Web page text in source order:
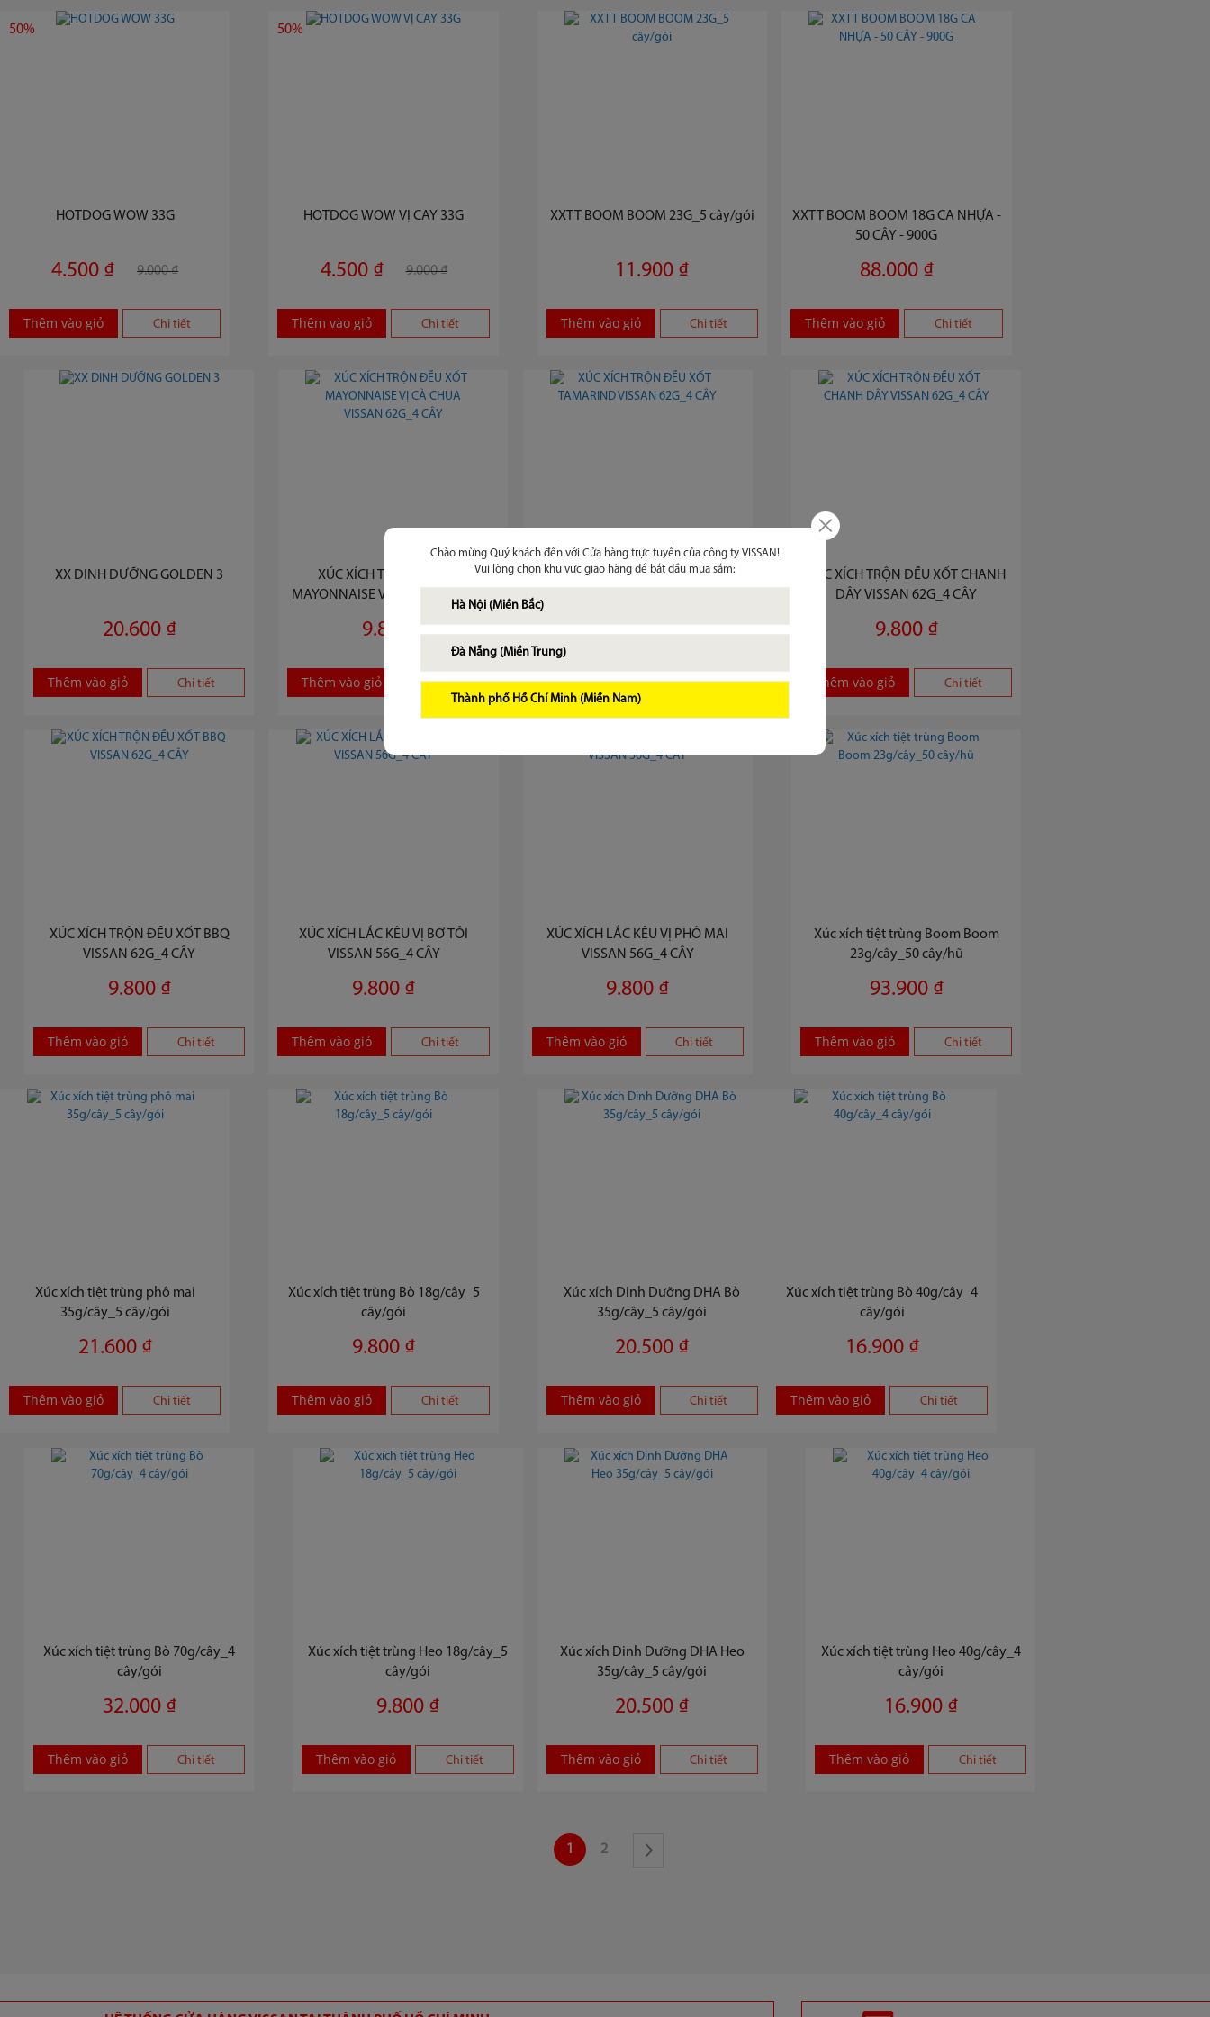
Chào mừng Quý khách đến với Cửa hàng trực tuyến của công ty VISSAN!
Vui lòng chọn khu vực giao hàng để bắt đầu mua sắm:
Hà Nội (Miền Bắc)
Đà Nẵng (Miền Trung)
Thành phố Hồ Chí Minh (Miền Nam)
HOTDOG WOW 33G
4.500 ₫
50%
9.000 ₫
Thêm vào giỏ Chi tiết
HOTDOG WOW VỊ CAY 33G
4.500 ₫
50%
9.000 ₫
Thêm vào giỏ Chi tiết
XXTT BOOM BOOM 23G_5 cây/gói
11.900 ₫
Thêm vào giỏ Chi tiết
XXTT BOOM BOOM 18G CA NHỰA -
50 CÂY - 900G
88.000 ₫
Thêm vào giỏ Chi tiết
XX DINH DƯỠNG GOLDEN 3
20.600 ₫
Thêm vào giỏ Chi tiết
XÚC XÍCH TRỘN ĐỀU XỐT
MAYONNAISE VỊ CÀ CHUA VISSAN
9.800 ₫
Thêm vào giỏ Chi tiết
XÚC XÍCH TRỘN ĐỀU XỐT
9.800 ₫
Thêm vào giỏ Chi tiết
XÚC XÍCH TRỘN ĐỀU XỐT CHANH
DÂY VISSAN 62G_4 CÂY
9.800 ₫
Thêm vào giỏ Chi tiết
XÚC XÍCH TRỘN ĐỀU XỐT BBQ
VISSAN 62G_4 CÂY
9.800 ₫
Thêm vào giỏ Chi tiết
XÚC XÍCH LẮC KÊU VỊ BƠ TỎI
VISSAN 56G_4 CÂY
9.800 ₫
Thêm vào giỏ Chi tiết
XÚC XÍCH LẮC KÊU VỊ PHÔ MAI
VISSAN 56G_4 CÂY
9.800 ₫
Thêm vào giỏ Chi tiết
Xúc xích tiệt trùng Boom Boom
23g/cây_50 cây/hũ
93.900 ₫
Thêm vào giỏ Chi tiết
Xúc xích tiệt trùng phô mai
35g/cây_5 cây/gói
21.600 ₫
Thêm vào giỏ Chi tiết
Xúc xích tiệt trùng Bò 18g/cây_5
cây/gói
9.800 ₫
Thêm vào giỏ Chi tiết
Xúc xích Dinh Dưỡng DHA Bò
35g/cây_5 cây/gói
20.500 ₫
Thêm vào giỏ Chi tiết
Xúc xích tiệt trùng Bò 40g/cây_4
cây/gói
16.900 ₫
Thêm vào giỏ Chi tiết
Xúc xích tiệt trùng Bò 70g/cây_4
cây/gói
32.000 ₫
Thêm vào giỏ Chi tiết
Xúc xích tiệt trùng Heo 18g/cây_5
cây/gói
9.800 ₫
Thêm vào giỏ Chi tiết
Xúc xích Dinh Dưỡng DHA Heo
35g/cây_5 cây/gói
20.500 ₫
Thêm vào giỏ Chi tiết
Xúc xích tiệt trùng Heo 40g/cây_4
cây/gói
16.900 ₫
Thêm vào giỏ Chi tiết
Trang
Bạn đang đọc trang
1 Trang
2